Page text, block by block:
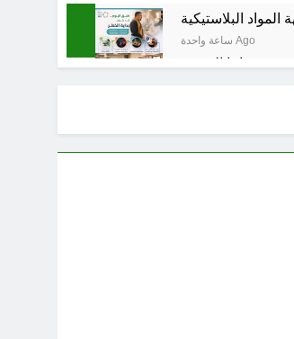
البلاستيكية
ساعة واحدة Ago
والاذرع